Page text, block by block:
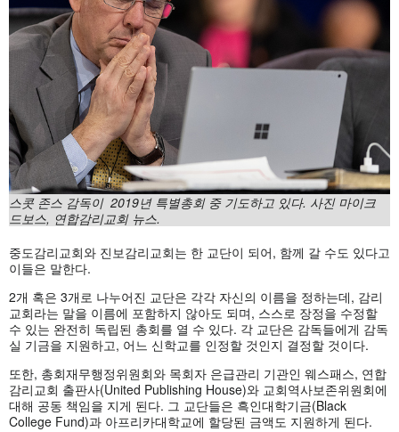
스콧 존스 감독이 2019년 특별총회 중 기도하고 있다. 사진 마이크
드보스, 연합감리교회 뉴스.
중도감리교회와 진보감리교회는 한 교단이 되어, 함께 갈 수도 있다고
이들은 말한다.
2개 혹은 3개로 나누어진 교단은 각각 자신의 이름을 정하는데, 감리
교회라는 말을 이름에 포함하지 않아도 되며, 스스로 장정을 수정할
수 있는 완전히 독립된 총회를 열 수 있다. 각 교단은 감독들에게 감독
실 기금을 지원하고, 어느 신학교를 인정할 것인지 결정할 것이다.
또한, 총회재무행정위원회와 목회자 은급관리 기관인 웨스패스, 연합
감리교회 출판사(United Publishing House)와 교회역사보존위원회에
대해 공동 책임을 지게 된다. 그 교단들은 흑인대학기금(Black
College Fund)과 아프리카대학교에 할당된 금액도 지원하게 된다.